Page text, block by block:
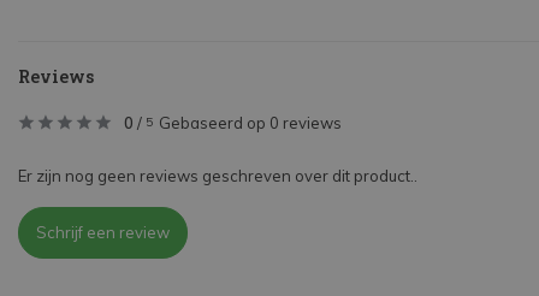
Reviews
0 / 5 Gebaseerd op 0 reviews
Er zijn nog geen reviews geschreven over dit product..
Schrijf een review